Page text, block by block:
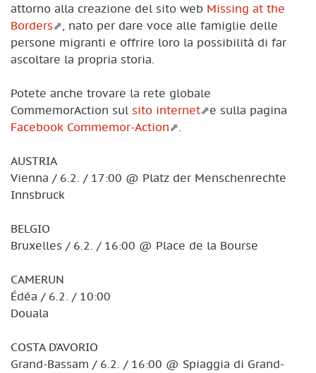
attorno alla creazione del sito web Missing at the
Borders
, nato per dare voce alle famiglie delle
persone migranti e offrire loro la possibilità di far
ascoltare la propria storia.
Potete anche trovare la rete globale
CommemorAction sul sito internet
e sulla pagina
Facebook Commemor-Action
.
AUSTRIA
Vienna / 6.2. / 17:00 @ Platz der Menschenrechte
Innsbruck
BELGIO
Bruxelles / 6.2. / 16:00 @ Place de la Bourse
CAMERUN
Édéa / 6.2. / 10:00
Douala
COSTA D’AVORIO
Grand-Bassam / 6.2. / 16:00 @ Spiaggia di Grand-